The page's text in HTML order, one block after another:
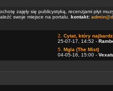
zajęły się publicystyką, recenzjami płyt
swoje miejsce na portalu. kontakt:
2. Cytat, który
25-07-17, 14:52 -
5. Mgla (The Mist)
04-05-16, 15:00 -